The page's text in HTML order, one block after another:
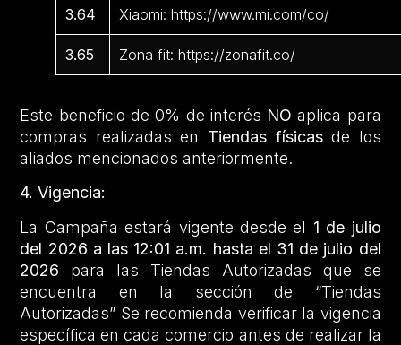
3.64 Xiaomi: https://www.mi.com/co/
3.65 Zona fit: https://zonafit.co/
Este beneficio de 0% de interés NOaplica para
compras realizadas en Tiendas físicasde los
aliados mencionados anteriormente.
4. Vigencia:
La Campaña estará vigente desde el 1 de julio
del 2026 a las 12:01 a.m. hasta el 31 de julio del
2026 para las Tiendas Autorizadas que se
encuentra en la sección de “Tiendas
Autorizadas” Se recomienda verificar la vigencia
específica en cada comercio antes de realizar la